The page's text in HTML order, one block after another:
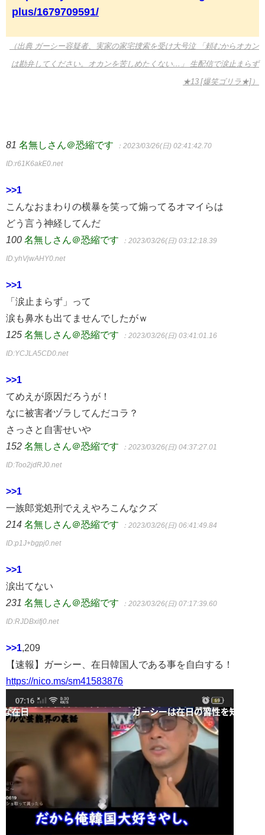
plus/1679709591/
（出典 ガーシー容疑者、実家の家宅捜索を受け大号泣 「頼むからオカン
は勘弁してください。オカンを苦しめたくない…」 生配信で涙止まらず
★13 [爆笑ゴリラ★]）
81 名無しさん＠恐縮です ：2023/03/26(日) 02:41:42.70
ID:r61K6akE0.net
>>1
こんなおまわりの横暴を笑って煽ってるオマイらは
どう言う神経してんだ
100 名無しさん＠恐縮です ：2023/03/26(日) 03:12:18.39
ID:yhVjwAHY0.net
>>1
「涙止まらず」って
涙も鼻水も出てませんでしたがｗ
125 名無しさん＠恐縮です ：2023/03/26(日) 03:41:01.16
ID:YCJLA5CD0.net
>>1
てめえが原因だろうが！
なに被害者ヅラしてんだコラ？
さっさと自害せいや
152 名無しさん＠恐縮です ：2023/03/26(日) 04:37:27.01
ID:Too2jdRJ0.net
>>1
一族郎党処刑でええやろこんなクズ
214 名無しさん＠恐縮です ：2023/03/26(日) 06:41:49.84
ID:p1J+bgpj0.net
>>1
涙出てない
231 名無しさん＠恐縮です ：2023/03/26(日) 07:17:39.60
ID:RJDBxifj0.net
>>1 ,209
【速報】ガーシー、在日韓国人である事を自白する！
https://nico.ms/sm41583876